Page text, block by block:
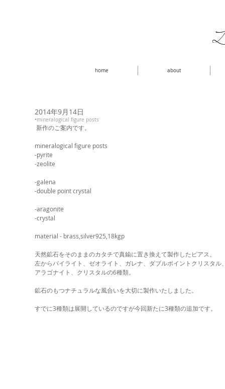
home about
•mineralogical figure posts
2014年9月14日
新作のご案内です。
mineralogical figure posts
-pyrite
-zeolite
-galena
-double point crystal
-aragonite
-crystal
material - brass,silver925,18kgp
天然鉱石をそのままのカタチで真鍮に置き換えて製作したピアス。
左からパイライト、ゼオライト、ガレナ、ダブルポイントクリスタル
アラゴナイト、クリスタルの6種類。
鉱石のもつナチュラルな風合いを大切に製作いたしました。
すでに3種類は展開しているのですが今回新たに3種類の追加です。